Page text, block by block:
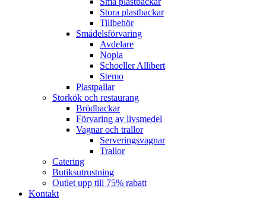
Stora plastbackar
Tillbehör
Smådelsförvaring
Avdelare
Nopla
Schoeller Allibert
Stemo
Plastpallar
Storkök och restaurang
Brödbackar
Förvaring av livsmedel
Vagnar och trallor
Serveringsvagnar
Trallor
Catering
Butiksutrustning
Outlet upp till 75% rabatt
Kontakt